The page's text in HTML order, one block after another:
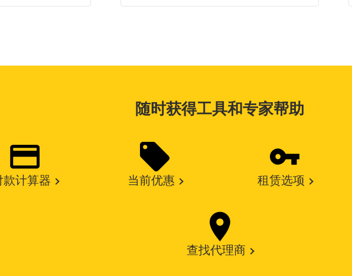
随时获得工具和专家帮助
款计算器 当前优惠 租赁选项
查找代理商